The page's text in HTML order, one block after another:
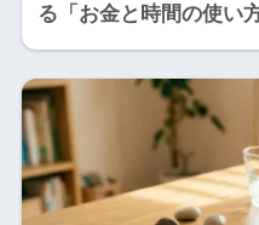
る「お金と時間の使い